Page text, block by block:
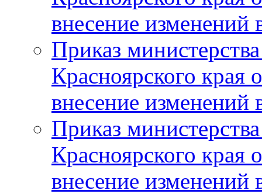
внесение изменений
Приказ
Красноярского
внесение изменений
Приказ
Красноярского
внесение изменений